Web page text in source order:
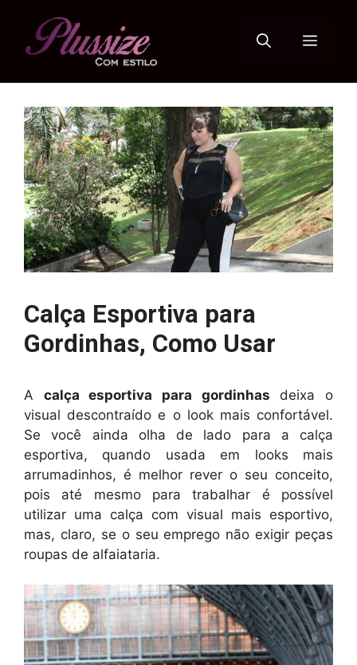
Menu
Calça Esportiva para
Gordinhas, Como Usar
A calça esportiva para gordinhas deixa o
visual descontraído e o look mais confortável.
Se você ainda olha de lado para a calça
esportiva, quando usada em looks mais
arrumadinhos, é melhor rever o seu conceito,
pois até mesmo para trabalhar é possível
utilizar uma calça com visual mais esportivo,
mas, claro, se o seu emprego não exigir peças
roupas de alfaiataria.